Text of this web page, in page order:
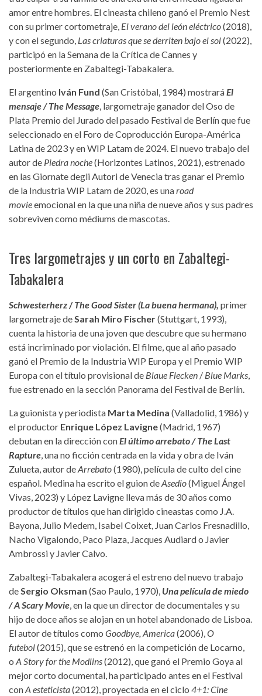
amor entre hombres. El cineasta chileno ganó el Premio Nest
con su primer cortometraje, El verano del león eléctrico(2018),
y con el segundo, Las criaturas que se derriten bajo el sol(2022),
participó en la Semana de la Crítica de Cannes y
posteriormente en Zabaltegi-Tabakalera.
El argentino Iván Fund (San Cristóbal, 1984) mostraráEl
mensaje / The Message, largometraje ganador del Oso de
Plata Premio del Jurado del pasado Festival de Berlín que fue
seleccionado en el Foro de Coproducción Europa-América
Latina de 2023 y en WIP Latam de 2024. El nuevo trabajo del
autor de Piedra noche(Horizontes Latinos, 2021), estrenado
en las Giornate degli Autori de Venecia tras ganar el Premio
de la Industria WIP Latam de 2020, es unaroad
movieemocional en la que una niña de nueve años y sus padres
sobreviven como médiums de mascotas.
Tres largometrajes y un corto en Zabaltegi-
Tabakalera
Schwesterherz /The Good Sister (La buena hermana), primer
largometraje deSarah Miro Fischer(Stuttgart, 1993),
cuenta la historia de una joven que descubre que su hermano
está incriminado por violación. El filme, que al año pasado
ganó el Premio de la Industria WIP Europa y el Premio WIP
Europa con el título provisional de Blaue Flecken / Blue Marks,
fue estrenado en la sección Panorama del Festival de Berlín.
La guionista y periodista Marta Medina (Valladolid, 1986) y
el productor Enrique López Lavigne(Madrid, 1967)
debutan en la dirección conEl último arrebato / The Last
Rapture, una no ficción centrada en la vida y obra de Iván
Zulueta, autor deArrebato(1980), película de culto del cine
español. Medina ha escrito el guion deAsedio(Miguel Ángel
Vivas, 2023) y López Lavigne lleva más de 30 años como
productor de títulos que han dirigido cineastas como J.A.
Bayona, Julio Medem, Isabel Coixet, Juan Carlos Fresnadillo,
Nacho Vigalondo, Paco Plaza, Jacques Audiard o Javier
Ambrossi y Javier Calvo.
Zabaltegi-Tabakalera acogerá el estreno del nuevo trabajo
deSergio Oksman (Sao Paulo, 1970), Una película de miedo
/ A Scary Movie, en la que un director de documentales y su
hijo de doce años se alojan en un hotel abandonado de Lisboa.
El autor de títulos como Goodbye, America(2006),O
futebol(2015), que se estrenó en la competición de Locarno,
o A Story for the Modlins(2012), que ganó el Premio Goya al
mejor corto documental, ha participado antes en el Festival
conA esteticista(2012), proyectada en el ciclo 4+1: Cine